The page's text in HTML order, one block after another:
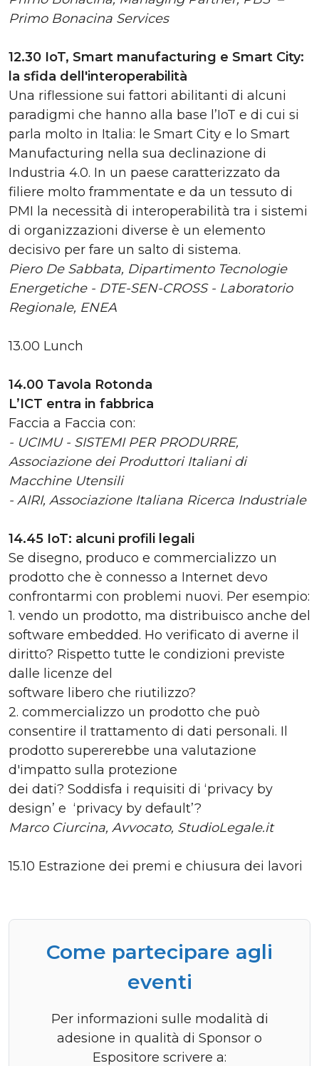
Primo Bonacina Services
12.30 IoT, Smart manufacturing e Smart City:
la sfida dell'interoperabilità
Una riflessione sui fattori abilitanti di alcuni
paradigmi che hanno alla base l’IoT e di cui si
parla molto in Italia: le Smart City e lo Smart
Manufacturing nella sua declinazione di
Industria 4.0. In un paese caratterizzato da
filiere molto frammentate e da un tessuto di
PMI la necessità di interoperabilità tra i sistemi
di organizzazioni diverse è un elemento
decisivo per fare un salto di sistema.
Piero De Sabbata, Dipartimento Tecnologie
Energetiche - DTE-SEN-CROSS - Laboratorio
Regionale, ENEA
13.00 Lunch
14.00 Tavola Rotonda
L’ICT entra in fabbrica
Faccia a Faccia con:
- UCIMU - SISTEMI PER PRODURRE,
Associazione dei Produttori Italiani di
Macchine Utensili
- AIRI, Associazione Italiana Ricerca Industriale
14.45 IoT: alcuni profili legali
Se disegno, produco e commercializzo un
prodotto che è connesso a Internet devo
confrontarmi con problemi nuovi. Per esempio:
1. vendo un prodotto, ma distribuisco anche del
software embedded. Ho verificato di averne il
diritto? Rispetto tutte le condizioni previste
dalle licenze del
software libero che riutilizzo?
2. commercializzo un prodotto che può
consentire il trattamento di dati personali. Il
prodotto supererebbe una valutazione
d'impatto sulla protezione
dei dati? Soddisfa i requisiti di ‘privacy by
design’ e ‘privacy by default’?
Marco Ciurcina, Avvocato, StudioLegale.it
15.10 Estrazione dei premi e chiusura dei lavori
Come partecipare agli
eventi
Per informazioni sulle modalità di
adesione in qualità di Sponsor o
Espositore scrivere a: